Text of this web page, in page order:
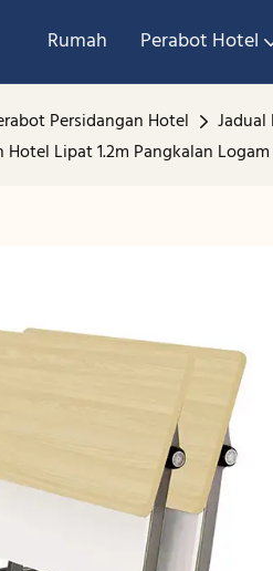
Rumah Perabot Hotel
Persidangan Hotel
Hotel Lipat 1.2m Pangkalan